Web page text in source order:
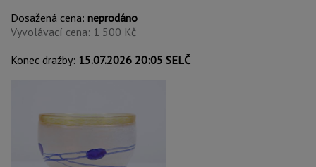
Dosažená cena: neprodáno
Vyvolávací cena: 1 500 Kč
Konec dražby: 15.07.2026 20:05 SELČ